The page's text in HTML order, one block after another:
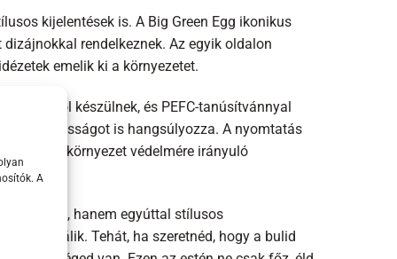
A
kijelentések is. A Big Green Egg ikonikus
rendelkeznek. Az egyik oldalon
emelik ki a környezetet.
készülnek, és PEFC-tanúsítvánnyal
is hangsúlyozza. A nyomtatás
alátét a környezet védelmére irányuló
védelmet, hanem egyúttal stílusos
válik. Tehát, ha szeretnéd, hogy a bulid